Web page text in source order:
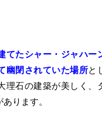
てたシャー・ジャハー
幽閉されていた場所と
理石の建築が美しく、
ります。